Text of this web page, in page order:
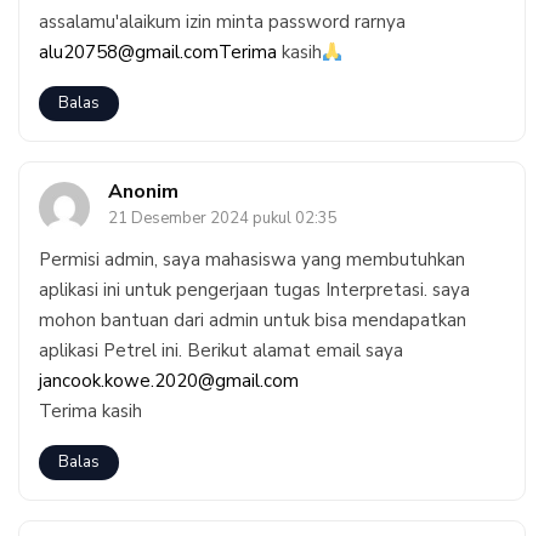
assalamu'alaikum izin minta password rarnya
alu20758@gmail.comTerima kasih
Balas
Anonim
21 Desember 2024 pukul 02:35
Permisi admin, saya mahasiswa yang membutuhkan
aplikasi ini untuk pengerjaan tugas Interpretasi. saya
mohon bantuan dari admin untuk bisa mendapatkan
aplikasi Petrel ini. Berikut alamat email saya
jancook.kowe.2020@gmail.com
Terima kasih
Balas